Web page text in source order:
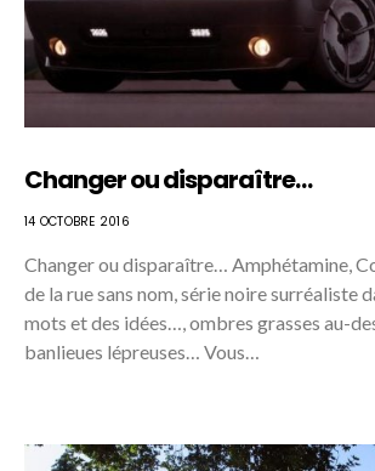
Changer ou disparaître…
14 OCTOBRE 2016
Changer ou disparaître… Amphétamine,
de la rue sans nom, série noire surréaliste
mots et des idées…, ombres grasses au-
banlieues lépreuses… Vous…